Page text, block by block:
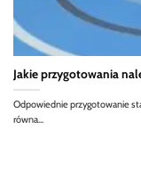
Jakie przygotowania
Odpowiednie przygotowanie
równa...